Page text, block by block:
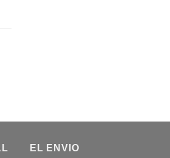
EL ENVIO